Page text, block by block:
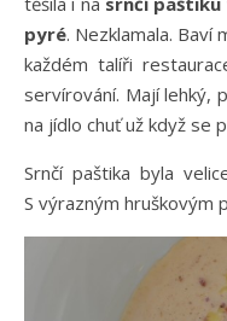
pyré. Nezklamala. Baví
každém talíři
servírování. Mají lehký,
na jídlo chuť už když se
Srnčí paštika byla
S výrazným hruškovým